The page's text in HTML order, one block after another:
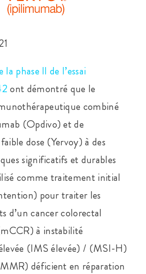
la phase II de l’essai
ont démontré que le
combiné
(Opdivo) et de
dose (Yervoy) à des
significatifs et durables
comme traitement initial
pour traiter les
d’un cancer colorectal
à instabilité
(IMS élevée) / (MSI-H)
déficient en réparation